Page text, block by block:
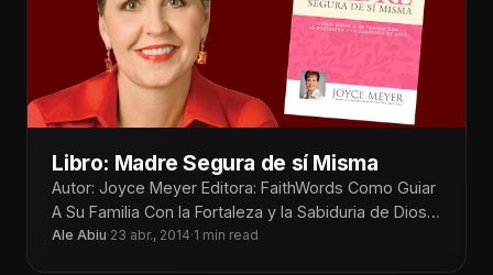
Libro: Madre Segura de sí Misma
Autor: Joyce Meyer Editora: FaithWords Como Guiar
A Su Familia Con la Fortaleza y la Sabiduria de Dios
Entrenadora, animadora,
Ale Abiu·23 abr., 2014·1 min read